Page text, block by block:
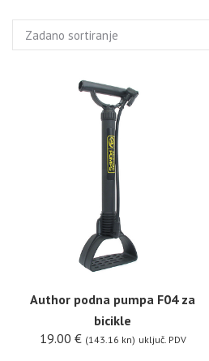
Author podna pumpa F04 za
bicikle
19.00 € (143.16 kn) uključ. PDV